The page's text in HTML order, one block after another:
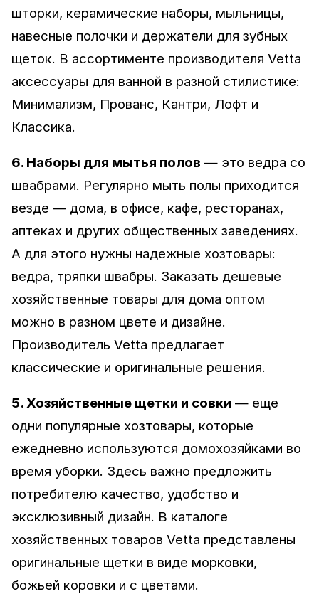
шторки, керамические наборы, мыльницы,
навесные полочки и держатели для зубных
щеток. В ассортименте производителя Vetta
аксессуары для ванной в разной стилистике:
Минимализм, Прованс, Кантри, Лофт и
Классика.
6. Наборы для мытья полов — это ведра со
швабрами. Регулярно мыть полы приходится
везде — дома, в офисе, кафе, ресторанах,
аптеках и других общественных заведениях.
А для этого нужны надежные хозтовары:
ведра, тряпки швабры. Заказать дешевые
хозяйственные товары для дома оптом
можно в разном цвете и дизайне.
Производитель Vetta предлагает
классические и оригинальные решения.
5. Хозяйственные щетки и совки — еще
одни популярные хозтовары, которые
ежедневно используются домохозяйками во
время уборки. Здесь важно предложить
потребителю качество, удобство и
эксклюзивный дизайн. В каталоге
хозяйственных товаров Vetta представлены
оригинальные щетки в виде морковки,
божьей коровки и с цветами.